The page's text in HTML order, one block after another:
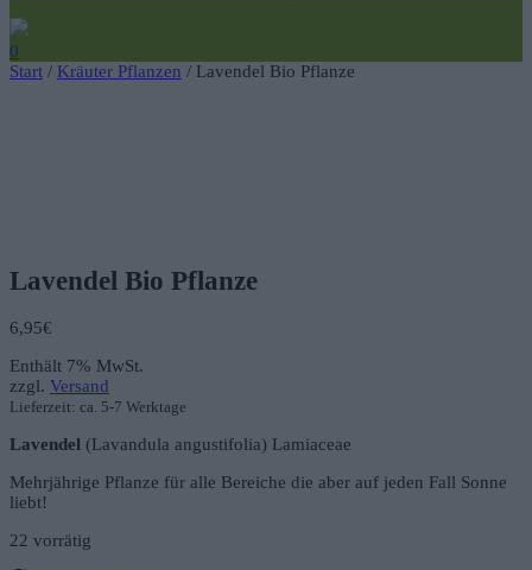
0
Start / Kräuter Pflanzen / Lavendel Bio Pflanze
Lavendel Bio Pflanze
6,95€
Enthält 7% MwSt.
zzgl. Versand
Lieferzeit: ca. 5-7 Werktage
Lavendel (Lavandula angustifolia) Lamiaceae
Mehrjährige Pflanze für alle Bereiche die aber auf jeden Fall Sonne
liebt!
22 vorrätig